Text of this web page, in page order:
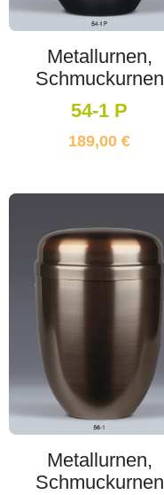
Metallurnen,
Schmuckurnen
54-1 P
189,00 €
Metallurnen,
Schmuckurnen